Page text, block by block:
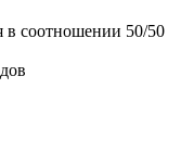
в соотношении 50/50